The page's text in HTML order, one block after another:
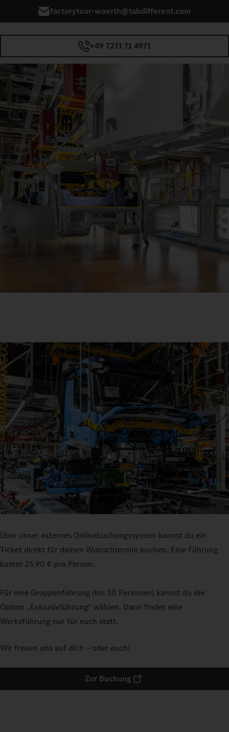
factorytour-woerth@tabdifferent.com
+49 7271 71 4971
Über unser externes Onlinebuchungssystem kannst du ein
Ticket direkt für deinen Wunschtermin buchen. Eine Führung
kostet 25,90 € pro Person.
Für eine Gruppenführung (bis 30 Personen) kannst du die
Option „Exklusivführung“ wählen. Dann findet eine
Werksführung nur für euch statt.
Wir freuen uns auf dich – oder euch!
Zur Buchung